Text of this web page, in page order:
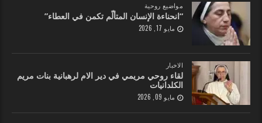
مواضيع روحية
“انحناءة الإنسان المتألّم تكمن في العطاء”
مايو 17, 2026
الاخبار
لقاء روحي مريمي في دير الام لرهبانية بنات مريم
الكلدانيات
مايو 09, 2026